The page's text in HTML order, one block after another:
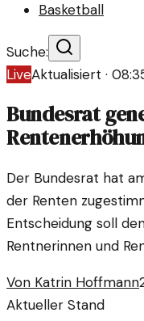
Basketball
Suche:
LiveAktualisiert ·
Bundesrat
Der Bundesrat hat
der Renten
Entscheidung soll
Rentnerinnen und
Von Katrin Hoffmann
Aktueller Stand